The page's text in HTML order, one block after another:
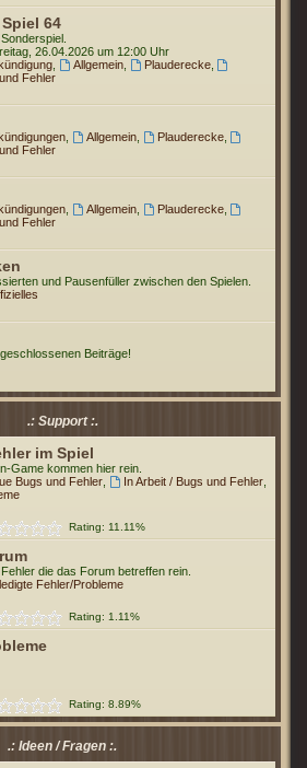
64
26.04.2026 um 12:00 Uhr
, Allgemein, Plauderecke,
Fehler
, Allgemein, Plauderecke,
Fehler
, Allgemein, Plauderecke,
Fehler
und Pausenfüller zwischen den Spielen.
Beiträge!
.: Support :.
im Spiel
Game kommen hier rein.
Bugs und Fehler, In Arbeit / Bugs und Fehler,
Rating: 11.11%
die das Forum betreffen rein.
Fehler/Probleme
Rating: 1.11%
Rating: 8.89%
.: Ideen / Fragen :.